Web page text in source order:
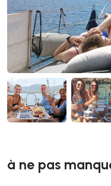
à ne pas